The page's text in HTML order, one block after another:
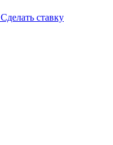
Сделать ставку